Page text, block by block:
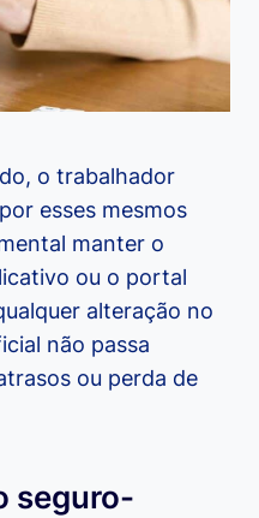
o trabalhador
esses mesmos
manter o
ou o portal
alteração no
não passa
ou perda de
seguro-